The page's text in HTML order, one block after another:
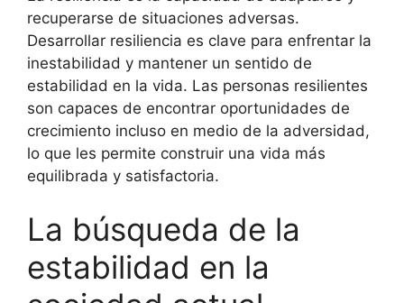
recuperarse de situaciones adversas.
Desarrollar resiliencia es clave para enfrentar la
inestabilidad y mantener un sentido de
estabilidad en la vida. Las personas resilientes
son capaces de encontrar oportunidades de
crecimiento incluso en medio de la adversidad,
lo que les permite construir una vida más
equilibrada y satisfactoria.
La búsqueda de la
estabilidad en la